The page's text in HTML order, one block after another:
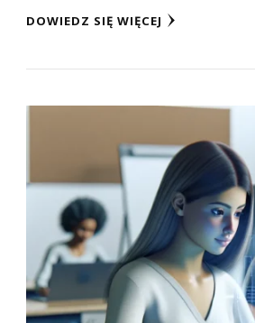
DOWIEDZ SIĘ WIĘCEJ